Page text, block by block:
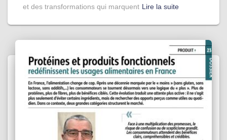
et des transformations qui marquent Lire la suite